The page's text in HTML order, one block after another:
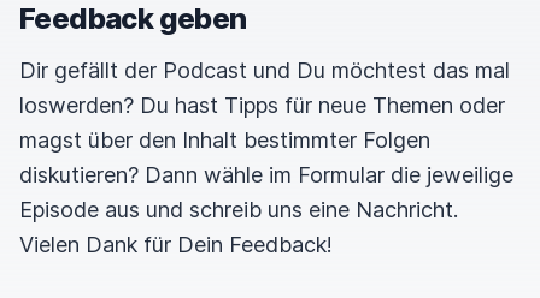
Feedback geben
Dir gefällt der Podcast und Du möchtest das mal
loswerden? Du hast Tipps für neue Themen oder
magst über den Inhalt bestimmter Folgen
diskutieren? Dann wähle im Formular die jeweilige
Episode aus und schreib uns eine Nachricht.
Vielen Dank für Dein Feedback!